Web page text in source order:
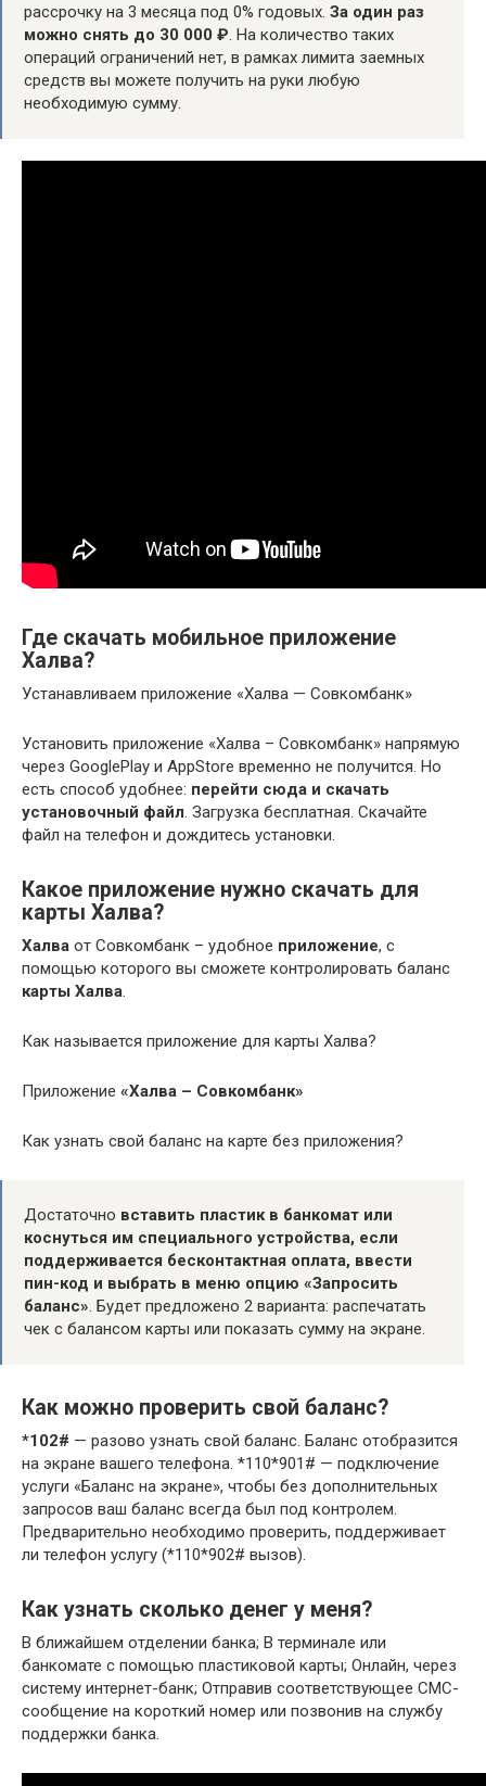
рассрочку на 3 месяца под 0% годовых. За один раз
можно снять до 30 000 ₽. На количество таких
операций ограничений нет, в рамках лимита заемных
средств вы можете получить на руки любую
необходимую сумму.
Где скачать мобильное приложение
Халва?
Устанавливаем приложение «Халва — Совкомбанк»
Установить приложение «Халва – Совкомбанк» напрямую
через GooglePlay и AppStore временно не получится. Но
есть способ удобнее: перейти сюда и скачать
установочный файл. Загрузка бесплатная. Скачайте
файл на телефон и дождитесь установки.
Какое приложение нужно скачать для
карты Халва?
Халва от Совкомбанк – удобное приложение, с
помощью которого вы сможете контролировать баланс
карты Халва.
Как называется приложение для карты Халва?
Приложение «Халва – Совкомбанк»
Как узнать свой баланс на карте без приложения?
Достаточно вставить пластик в банкомат или
коснуться им специального устройства, если
поддерживается бесконтактная оплата, ввести
пин-код и выбрать в меню опцию «Запросить
баланс». Будет предложено 2 варианта: распечатать
чек с балансом карты или показать сумму на экране.
Как можно проверить свой баланс?
*102# — разово узнать свой баланс. Баланс отобразится
на экране вашего телефона. *110*901# — подключение
услуги «Баланс на экране», чтобы без дополнительных
запросов ваш баланс всегда был под контролем.
Предварительно необходимо проверить, поддерживает
ли телефон услугу (*110*902# вызов).
Как узнать сколько денег у меня?
В ближайшем отделении банка; В терминале или
банкомате с помощью пластиковой карты; Онлайн, через
систему интернет-банк; Отправив соответствующее СМС-
сообщение на короткий номер или позвонив на службу
поддержки банка.